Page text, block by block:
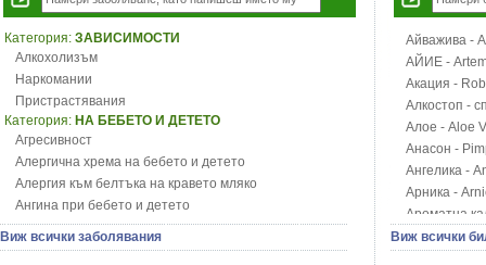
Категория: ЗАВИСИМОСТИ
Алкохолизъм
Наркомании
Пристрастявания
Категория: НА БЕБЕТО И ДЕТЕТО
Агресивност
Алергична хрема на бебето и детето
Алергия към белтъка на кравето мляко
Ангина при бебето и детето
Анемия при бебето и детето
Апетит - пълни деца
Виж всички заболявания
Айважива -
АЙИЕ -
Акация -
Алкостоп -
Алое - Aloe
Анасон -
Ангелика -
Арника -
Ароматна
Арония -
Виж всички